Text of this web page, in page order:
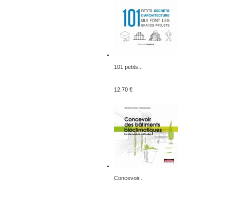
101 petits...
12,70 €
Concevoir...